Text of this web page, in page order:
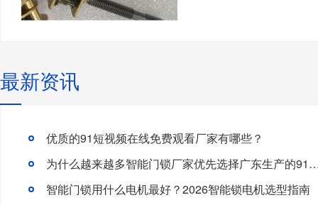
最新资讯
优质的91短视频在线免费观看厂家有哪些？
为什么越来越多智能门锁厂家优先选择广
智能门锁用什么电机最好？2026智能锁电机选型指南